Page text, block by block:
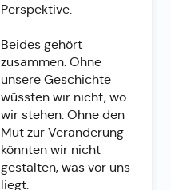
Perspektive.
Beides gehört
zusammen. Ohne
unsere Geschichte
wüssten wir nicht, wo
wir stehen. Ohne den
Mut zur Veränderung
könnten wir nicht
gestalten, was vor uns
liegt.